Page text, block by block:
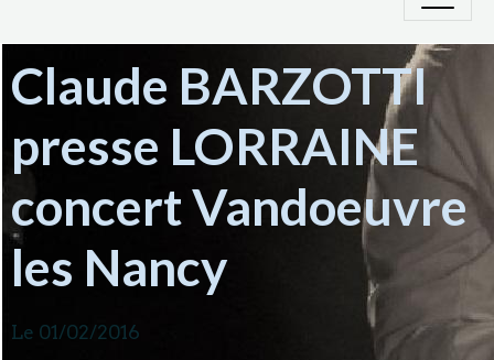
Claude BARZOTTI
presse LORRAINE
concert Vandoeuvre
les Nancy
Le 01/02/2016